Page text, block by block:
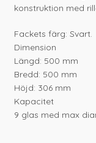
konstruktion med
Fackets färg: Svart.
Dimension
Längd: 500 mm
Bredd: 500 mm
Höjd: 306 mm
Kapacitet
9 glas med max